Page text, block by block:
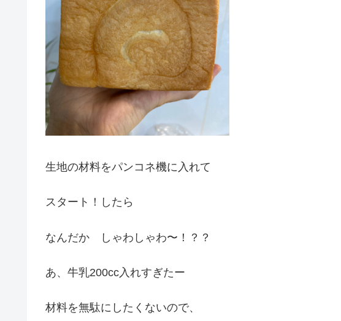
生地の材料をパンコネ機に入れて
スタート！したら
なんだか しゃわしゃわ〜！？？
あ、牛乳200cc入れすぎたー
材料を無駄にしたくないので、